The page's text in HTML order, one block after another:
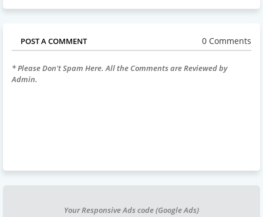
POST A COMMENT 0 Comments
* Please Don't Spam Here. All the Comments are Reviewed by
Admin.
Your Responsive Ads code (Google Ads)